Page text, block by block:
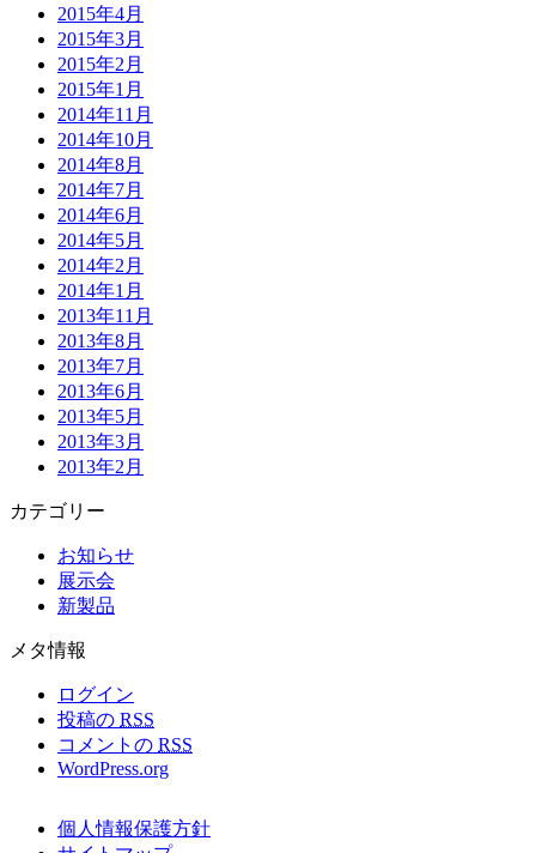
2015年4月
2015年3月
2015年2月
2015年1月
2014年11月
2014年10月
2014年8月
2014年7月
2014年6月
2014年5月
2014年2月
2014年1月
2013年11月
2013年8月
2013年7月
2013年6月
2013年5月
2013年3月
2013年2月
カテゴリー
お知らせ
展示会
新製品
メタ情報
ログイン
投稿の RSS
コメントの RSS
WordPress.org
個人情報保護方針